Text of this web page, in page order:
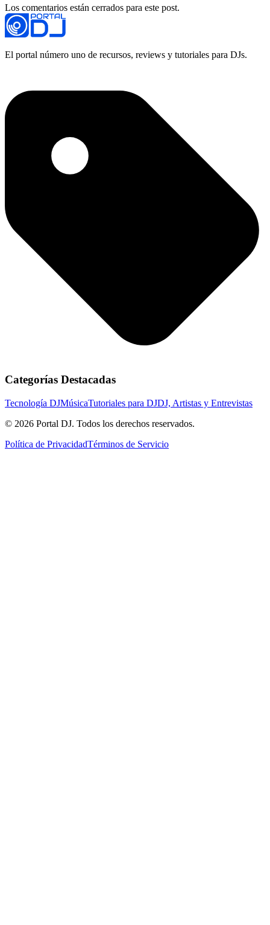
Los comentarios están cerrados para este post.
El portal número uno de recursos, reviews y tutoriales para DJs.
Categorías Destacadas
Tecnología DJMúsicaTutoriales para DJDJ, Artistas y Entrevistas
© 2026 Portal DJ. Todos los derechos reservados.
Política de PrivacidadTérminos de Servicio